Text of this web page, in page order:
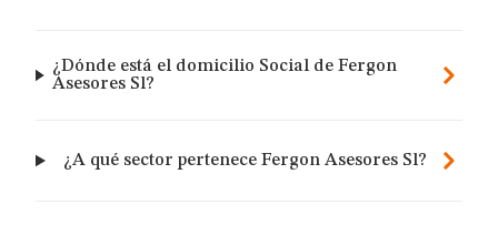
¿Dónde está el domicilio Social de Fergon
Asesores Sl?
¿A qué sector pertenece Fergon Asesores Sl?